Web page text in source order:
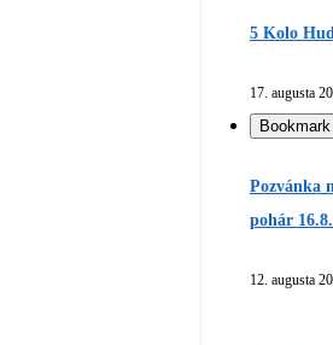
5 Kolo
17. augusta
Bookmark
Pozvánka
pohár
12. augusta